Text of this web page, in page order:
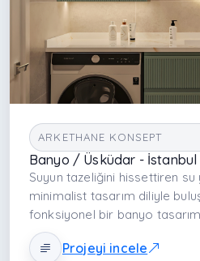
ARKETHANE KONSEPT
Banyo / Üsküdar - İstanbul
Suyun tazeliğini hissettiren
minimalist tasarım diliyle
fonksiyonel bir banyo
walk-in akışkan planlama,
ve etkili aydınlatmayla
Projeyi incele